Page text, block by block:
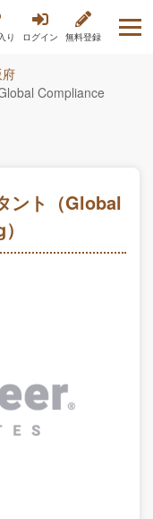
り ログイン 無料登録
Compliance
ント（Global